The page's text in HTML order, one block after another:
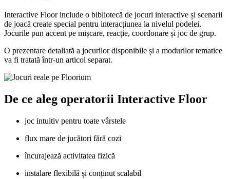
Interactive Floor include o bibliotecă de jocuri interactive și scenarii
de joacă create special pentru interacțiunea la nivelul podelei.
Jocurile pun accent pe mișcare, reacție, coordonare și joc de grup.
O prezentare detaliată a jocurilor disponibile și a modurilor tematice
va fi tratată într-un articol separat.
De ce aleg operatorii Interactive Floor
joc intuitiv pentru toate vârstele
flux mare de jucători fără cozi
încurajează activitatea fizică
instalare flexibilă și conținut scalabil